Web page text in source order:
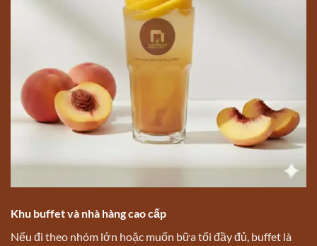
Khu buffet và nhà hàng cao cấp
Nếu đi theo nhóm lớn hoặc muốn bữa tối đầy đủ, buffet là